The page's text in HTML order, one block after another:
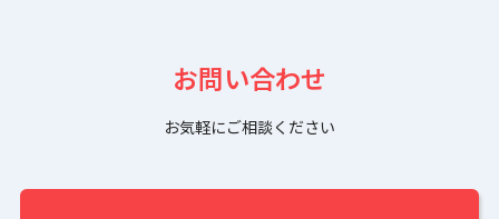
お問い合わせ
お気軽にご相談ください